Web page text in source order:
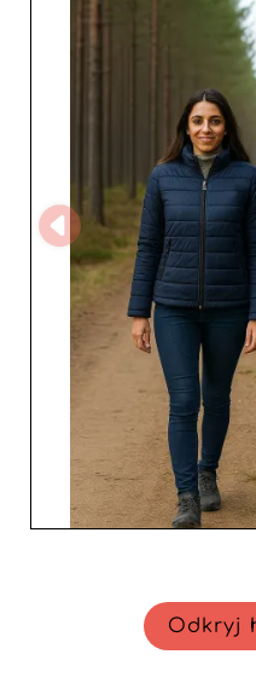
przejawia się w
stale uzupełnianych
zapewnia dostępność
wzmożonego, sezonowego popytu.
i jej grupą fabryk przynosi
korzyści, w tym
marże zysków. Ponadto
oferty pozwala
zmieniających się gustów
się na wyższą satysfakcję
Odkryj